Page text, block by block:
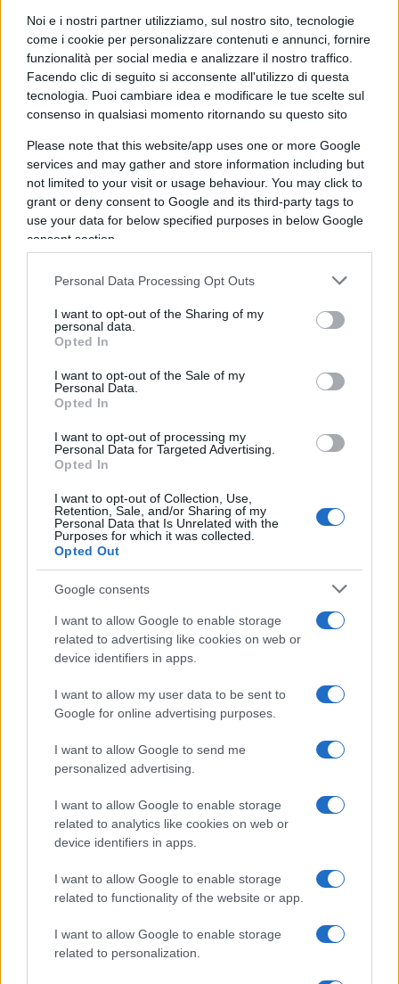
Noi e i nostri partner utilizziamo, sul nostro sito, tecnologie
come i cookie per personalizzare contenuti e annunci, fornire
funzionalità per social media e analizzare il nostro traffico.
Facendo clic di seguito si acconsente all'utilizzo di questa
tecnologia. Puoi cambiare idea e modificare le tue scelte sul
consenso in qualsiasi momento ritornando su questo sito
Please note that this website/app uses one or more Google
services and may gather and store information including but
not limited to your visit or usage behaviour. You may click to
grant or deny consent to Google and its third-party tags to
use your data for below specified purposes in below Google
consent section.
Personal Data Processing Opt Outs
I want to opt-out of the Sharing of my
personal data.
Opted In
I want to opt-out of the Sale of my
Personal Data.
Opted In
I want to opt-out of processing my
Personal Data for Targeted Advertising.
Opted In
I want to opt-out of Collection, Use,
Retention, Sale, and/or Sharing of my
Personal Data that Is Unrelated with the
Purposes for which it was collected.
Opted Out
Google consents
I want to allow Google to enable storage
related to advertising like cookies on web or
device identifiers in apps.
I want to allow my user data to be sent to
Google for online advertising purposes.
I want to allow Google to send me
personalized advertising.
I want to allow Google to enable storage
related to analytics like cookies on web or
device identifiers in apps.
I want to allow Google to enable storage
related to functionality of the website or app.
I want to allow Google to enable storage
related to personalization.
Rai, sostenendo che “i fatti, pur detti in altra
emittente, sono stati riportati nella mia funzione
di conduttore di Report”. “I fatti che mi vengono
contestati, pur detti in altra emittente — si legge
nella missiva — sono stati riportati nella mia
verificabile dalle trascrizioni. In tale funzione avrei
diritto, come dice chiaramente il contratto, io e i
miei eredi, alla tutela legale.Non sono abituato
a ‘implorare’ e mi difenderò da solo. Tuttavia
per la mia storia personale in quest’azienda credo
di avere diritto alle motivazioni che hanno portato
famiglia. Da parte mia continuerò a essere
coerente con la mia storia, a difendere la libertà di
stampa all’interno del servizio pubblico, come mi
hanno insegnato tutti i direttori e i dirigenti che
per i miei figli e anche per i vostri”.
Sulla vicenda sono intervenuti anche gli esponenti
Movimento 5 Stelle
parlamentare di Vigilanza Rai, annunciando
un’interrogazione. “Negare la tutela legale a un
giornalista come Sigfrido Ranucci che solo pochi
mesi fa ha subito un attentato gravissimo che ha
messo in pericolo la sua vita e quella della sua
famiglia è un atto infame. Presenteremo una
interrogazione in commissione di vigilanza Rai
sulla notizia riportata da Dagospia per capire tutti
i contorni di una delle vicende più inquietanti che
I parlamentari pentastellati attaccano inoltre i
vertici dell’azienda, sostenendo che “Ci sembra
chiaro che l’unico obiettivo diGiampaolo Rossi,
quello di far fuori il conduttore e di indebolire
Report. Stavano cercando l’occasione e pensano